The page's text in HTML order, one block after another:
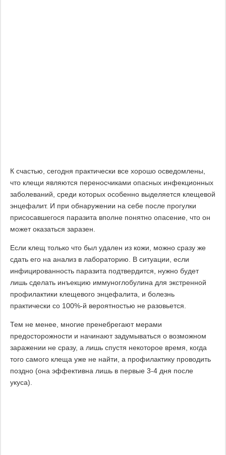
К счастью, сегодня практически все хорошо осведомлены,
что клещи являются переносчиками опасных инфекционных
заболеваний, среди которых особенно выделяется клещевой
энцефалит. И при обнаружении на себе после прогулки
присосавшегося паразита вполне понятно опасение, что он
может оказаться заразен.
Если клещ только что был удален из кожи, можно сразу же
сдать его на анализ в лабораторию. В ситуации, если
инфицированность паразита подтвердится, нужно будет
лишь сделать инъекцию иммуноглобулина для экстренной
профилактики клещевого энцефалита, и болезнь
практически со 100%-й вероятностью не разовьется.
Тем не менее, многие пренебрегают мерами
предосторожности и начинают задумываться о возможном
заражении не сразу, а лишь спустя некоторое время, когда
того самого клеща уже не найти, а профилактику проводить
поздно (она эффективна лишь в первые 3-4 дня после
укуса).